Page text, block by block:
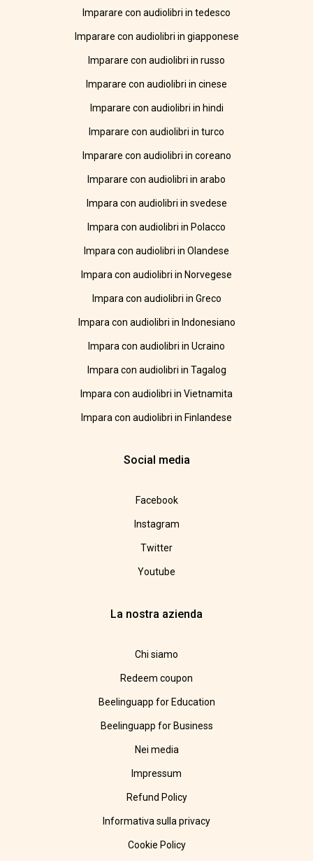
Imparare con audiolibri in tedesco
Imparare con audiolibri in giapponese
Imparare con audiolibri in russo
Imparare con audiolibri in cinese
Imparare con audiolibri in hindi
Imparare con audiolibri in turco
Imparare con audiolibri in coreano
Imparare con audiolibri in arabo
Impara con audiolibri in svedese
Impara con audiolibri in Polacco
Impara con audiolibri in Olandese
Impara con audiolibri in Norvegese
Impara con audiolibri in Greco
Impara con audiolibri in Indonesiano
Impara con audiolibri in Ucraino
Impara con audiolibri in Tagalog
Impara con audiolibri in Vietnamita
Impara con audiolibri in Finlandese
Social media
Facebook
Instagram
Twitter
Youtube
La nostra azienda
Chi siamo
Redeem coupon
Beelinguapp for Education
Beelinguapp for Business
Nei media
Impressum
Refund Policy
Informativa sulla privacy
Cookie Policy